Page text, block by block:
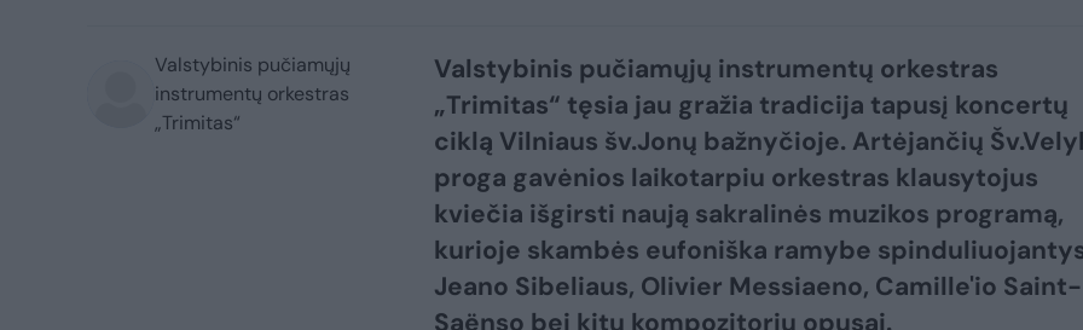
Valstybinis pučiamųjų
instrumentų orkestras
„Trimitas“
Valstybinis pučiamųjų instrumentų orkestras
„Trimitas“ tęsia jau gražia tradicija tapusį koncertų
ciklą Vilniaus šv.Jonų bažnyčioje. Artėjančių
proga gavėnios laikotarpiu orkestras klausytojus
kviečia išgirsti naują sakralinės muzikos programą,
kurioje skambės eufoniška ramybe
Jeano Sibeliaus, Olivier Messiaeno, Camille'io Saint-
Saënso bei kitų kompozitorių opusai.